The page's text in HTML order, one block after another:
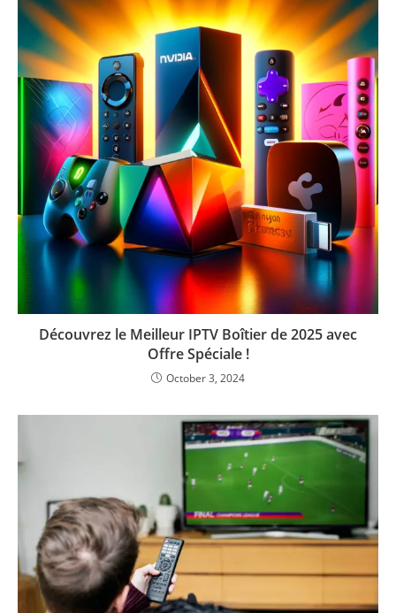
Découvrez le Meilleur IPTV Boîtier de 2025 avec
Offre Spéciale !
October 3, 2024